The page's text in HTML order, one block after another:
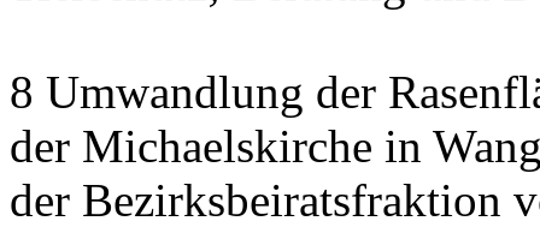
8 Umwandlung der
der Michaelskirche in
der Bezirksbeiratsfraktion